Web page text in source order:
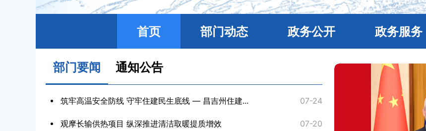
首页 部门动态 政务公开 政务服务
部门要闻 通知公告
筑牢高温安全防线 守牢住建民生底线 — 昌吉州住建... 07-24
观摩长输供热项目 纵深推进清洁取暖提质增效 07-20
关于征集昌吉州城镇燃
昌吉州居民小区用户供